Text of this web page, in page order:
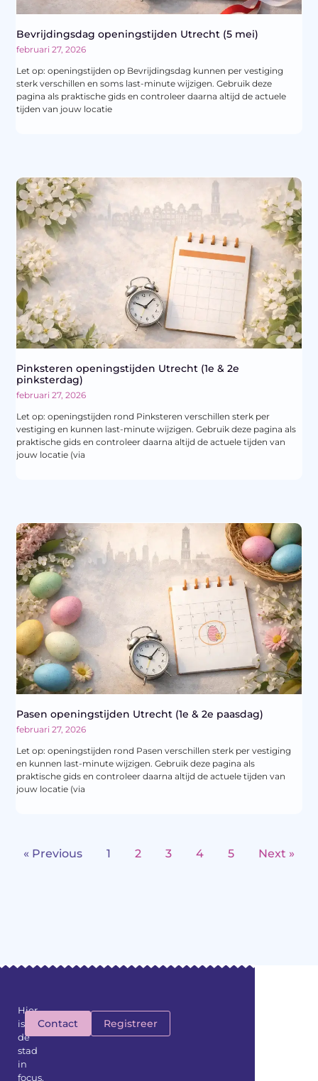
Bevrijdingsdag openingstijden Utrecht (5 mei)
februari 27, 2026
Let op: openingstijden op Bevrijdingsdag kunnen per vestiging
sterk verschillen en soms last-minute wijzigen. Gebruik deze
pagina als praktische gids en controleer daarna altijd de actuele
tijden van jouw locatie
Pinksteren openingstijden Utrecht (1e & 2e
pinksterdag)
februari 27, 2026
Let op: openingstijden rond Pinksteren verschillen sterk per
vestiging en kunnen last-minute wijzigen. Gebruik deze pagina als
praktische gids en controleer daarna altijd de actuele tijden van
jouw locatie (via
Pasen openingstijden Utrecht (1e & 2e paasdag)
februari 27, 2026
Let op: openingstijden rond Pasen verschillen sterk per vestiging
en kunnen last-minute wijzigen. Gebruik deze pagina als
praktische gids en controleer daarna altijd de actuele tijden van
jouw locatie (via
« Previous 1 2 3 4 5 Next »
Hier
is
de
stad
in
focus,
Contact Registreer